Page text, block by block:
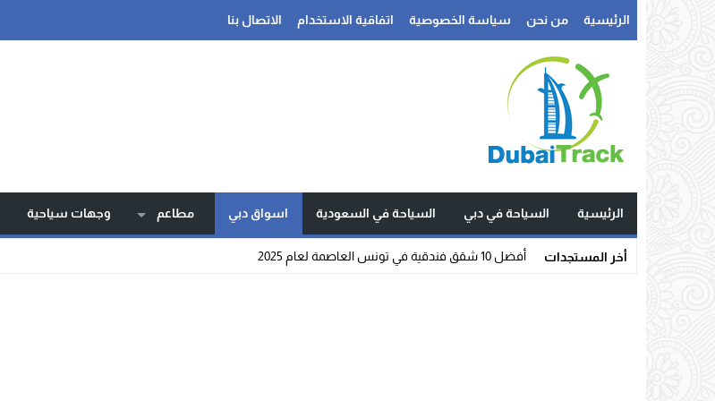
الرئيسية من نحن سياسة الخصوصية اتفاقية الاستخدام الاتصال بنا
الرئيسية السياحة في دبي السياحة في السعودية اسواق دبي مطاعم وجهات سياحية
أخر المستجدات شقق فند _